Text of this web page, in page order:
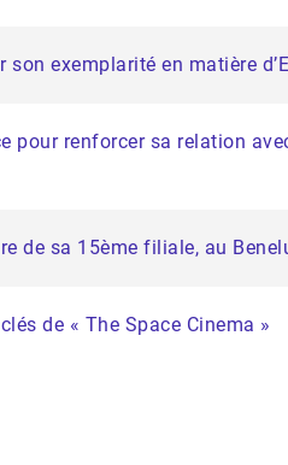
exemplarité en matière
pour renforcer sa relation
de sa 15ème filiale, au
de « The Space Cinema »